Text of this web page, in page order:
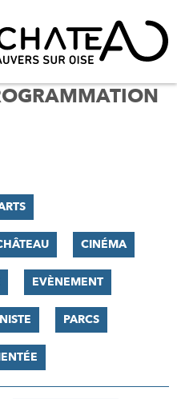
CINÉMA
EVÈNEMENT
PARCS